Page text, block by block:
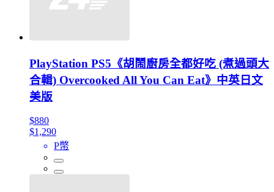
PlayStation PS5《胡鬧廚房全都好吃 (煮過頭大
合輯) Overcooked All You Can Eat》中英日文
美版
$880
$1,290
P幣